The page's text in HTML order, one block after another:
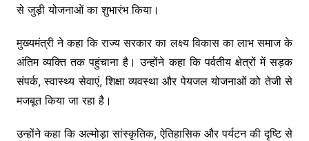
से जुड़ी योजनाओं का शुभारंभ किया।
मुख्यमंत्री ने कहा कि राज्य सरकार का लक्ष्य विकास का लाभ समाज के
अंतिम व्यक्ति तक पहुंचाना है। उन्होंने कहा कि पर्वतीय क्षेत्रों में सड़क
संपर्क, स्वास्थ्य सेवाएं, शिक्षा व्यवस्था और पेयजल योजनाओं को तेजी से
मजबूत किया जा रहा है।
उन्होंने कहा कि अल्मोड़ा सांस्कृतिक, ऐतिहासिक और पर्यटन की दृष्टि से